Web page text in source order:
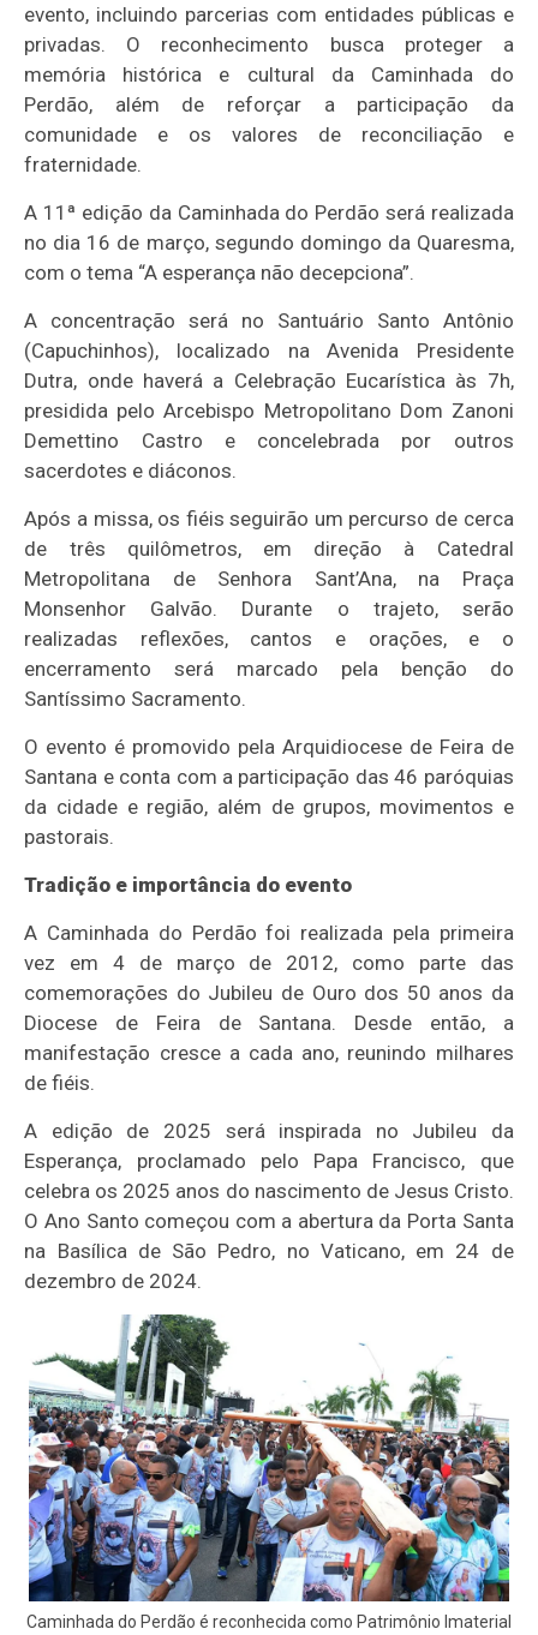
evento, incluindo parcerias com entidades públicas e
privadas. O reconhecimento busca proteger a
memória histórica e cultural da Caminhada do
Perdão, além de reforçar a participação da
comunidade e os valores de reconciliação e
fraternidade.
A 11ª edição da Caminhada do Perdão será realizada
no dia 16 de março, segundo domingo da Quaresma,
com o tema “A esperança não decepciona”.
A concentração será no Santuário Santo Antônio
(Capuchinhos), localizado na Avenida Presidente
Dutra, onde haverá a Celebração Eucarística às 7h,
presidida pelo Arcebispo Metropolitano Dom Zanoni
Demettino Castro e concelebrada por outros
sacerdotes e diáconos.
Após a missa, os fiéis seguirão um percurso de cerca
de três quilômetros, em direção à Catedral
Metropolitana de Senhora Sant’Ana, na Praça
Monsenhor Galvão. Durante o trajeto, serão
realizadas reflexões, cantos e orações, e o
encerramento será marcado pela benção do
Santíssimo Sacramento.
O evento é promovido pela Arquidiocese de Feira de
Santana e conta com a participação das 46 paróquias
da cidade e região, além de grupos, movimentos e
pastorais.
Tradição e importância do evento
A Caminhada do Perdão foi realizada pela primeira
vez em 4 de março de 2012, como parte das
comemorações do Jubileu de Ouro dos 50 anos da
Diocese de Feira de Santana. Desde então, a
manifestação cresce a cada ano, reunindo milhares
de fiéis.
A edição de 2025 será inspirada no Jubileu da
Esperança, proclamado pelo Papa Francisco, que
celebra os 2025 anos do nascimento de Jesus Cristo.
O Ano Santo começou com a abertura da Porta Santa
na Basílica de São Pedro, no Vaticano, em 24 de
dezembro de 2024.
Caminhada do Perdão é reconhecida como Patrimônio Imaterial